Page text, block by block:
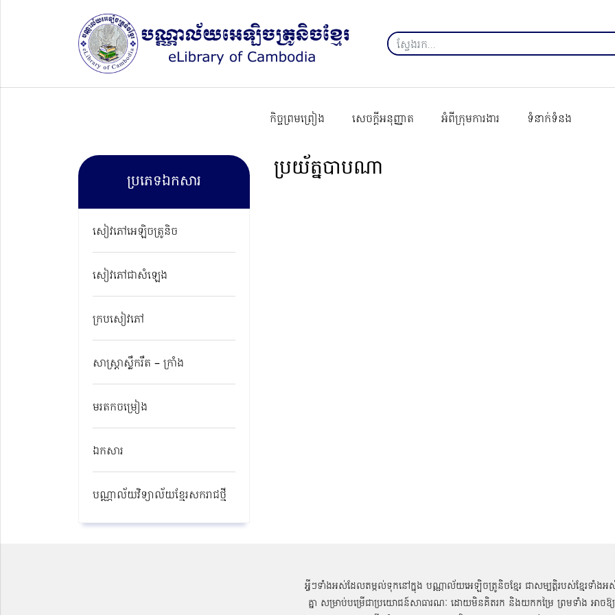
កិច្ចព្រមព្រៀង សេចក្ដីអនុញ្ញាត អំពីក្រុមការងារ ទំនាក់ទំនង
ប្រភេទឯកសារ
សៀវភៅអេឡិចត្រូនិច
សៀវភៅជាសំឡេង
ក្របសៀវភៅ
សាស្ត្រាស្លឹករឹត – ក្រាំង
មរតកចម្រៀង
ឯកសារ
បណ្ណាល័យវិទ្យាល័យខ្មែរសករាជថ្មី​
ប្រយ័ត្នបាបណា
អ្វីៗទាំងអស់ដែលតម្កល់ទុកនៅក្នុង បណ្ណាល័យអេឡិចត្រូនិចខ្មែរ ជាសម្បតិ្តរបស់ខ្មែរទាំងអ
គ្នា សម្រាប់បម្រើជាប្រយោជន៍សាធារណៈ ដោយមិនគិតរក និងយកកម្រៃ ព្រមទាំង អាចឱ្យ